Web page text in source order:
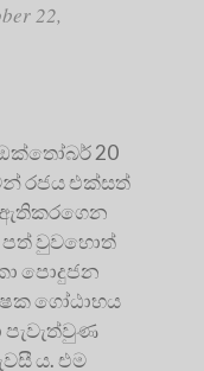
22,
ඔක්තෝබර් 20
රජය එක්සත්
ඇතිකරගෙන
පත් වුවහොත්
පොදුජන
ගෝඨාභය
පැවැත්වුණ
ය. එම